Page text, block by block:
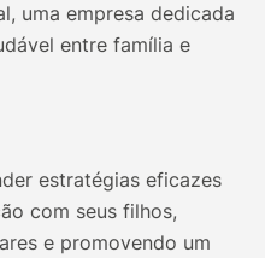
uma empresa dedicada
entre família e
estratégias eficazes
com seus filhos,
e promovendo um